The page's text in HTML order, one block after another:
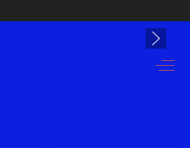
Off-